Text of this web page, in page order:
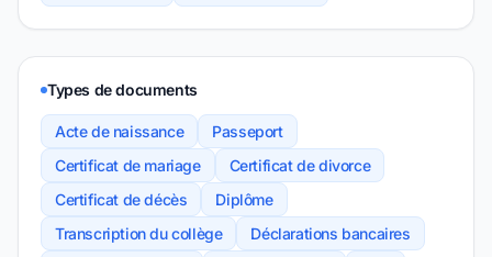
Types de documents
Acte de naissance
Passeport
Certificat de mariage
Certificat de divorce
Certificat de décès
Diplôme
Transcription du collège
Déclarations bancaires